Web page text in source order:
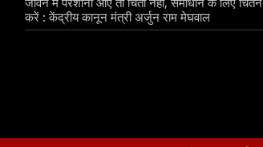
जीवन में परेशानी आए तो चिंता नहीं, समाधान के लिए चिंतन
करें : केंद्रीय कानून मंत्री अर्जुन राम मेघवाल